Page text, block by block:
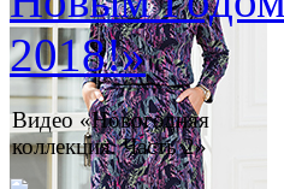
Видео «Новогодняя
коллекция. Часть 2»